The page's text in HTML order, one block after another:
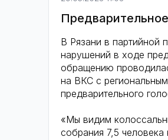
В Рязани в партийной
нарушений в ходе
обращению
на ВКС с
предварительного
«Мы видим
собрания 7,5